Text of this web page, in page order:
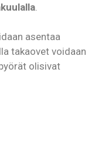
asentaa
takaovet voidaan
olisivat